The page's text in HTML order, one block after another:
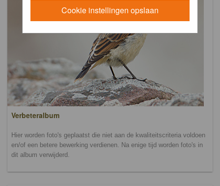
Cookie instellingen opslaan
Verbeteralbum
Hier worden foto's geplaatst die niet aan de kwaliteitscriteria voldoen
en/of een betere bewerking verdienen. Na enige tijd worden foto's in
dit album verwijderd.